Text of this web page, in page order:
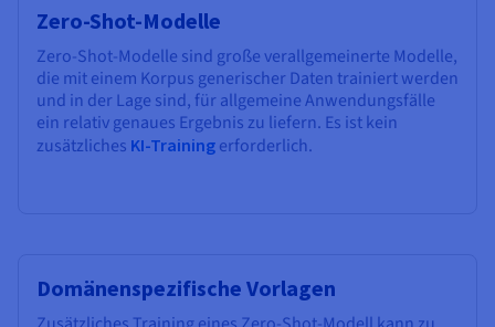
Zero-Shot-Modelle
Zero-Shot-Modelle sind große verallgemeinerte Modelle,
die mit einem Korpus generischer Daten trainiert werden
und in der Lage sind, für allgemeine Anwendungsfälle
ein relativ genaues Ergebnis zu liefern. Es ist kein
zusätzliches KI-Training erforderlich.
Domänenspezifische Vorlagen